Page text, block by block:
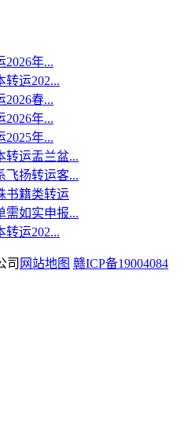
2026年...
转运202...
2026春...
2026年...
2025年...
转运盂兰盆...
飞扬转运客...
书籍类转运
需如实申报...
转运202...
司 网站地图 赣ICP备19004084